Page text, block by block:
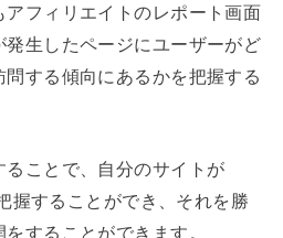
フィリエイトのレポート画面
生したページにユーザーがど
する傾向にあるかを把握する
ことで、自分のサイトが
握することができ、それを勝
することができます。